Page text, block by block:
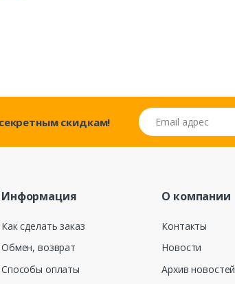
скидкам!
Email адрес
Информация
Как сделать заказ
Обмен, возврат
Способы оплаты
О компании
Контакты
Новости
Архив новостей